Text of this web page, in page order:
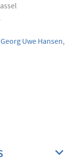
Georg Uwe Hansen,